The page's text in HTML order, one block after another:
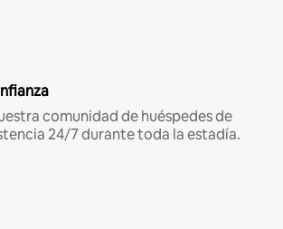
comunidad de huéspedes de
24/7 durante toda la estadía.